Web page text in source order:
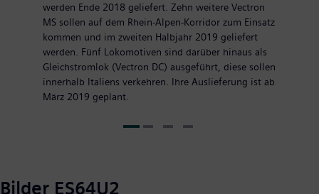
werden Ende 2018 geliefert. Zehn weitere Vectron
MS sollen auf dem Rhein-Alpen-Korridor zum Einsatz
kommen und im zweiten Halbjahr 2019 geliefert
werden. Fünf Lokomotiven sind darüber hinaus als
Gleichstromlok (Vectron DC) ausgeführt, diese sollen
innerhalb Italiens verkehren. Ihre Auslieferung ist ab
März 2019 geplant.
Bilder ES64U2